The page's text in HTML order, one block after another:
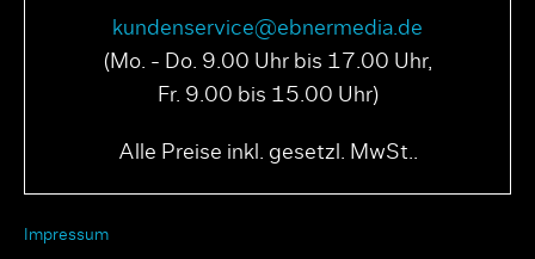
kundenservice@ebnermedia.de
(Mo. - Do. 9.00 Uhr bis 17.00 Uhr,
Fr. 9.00 bis 15.00 Uhr)
Alle Preise inkl. gesetzl. MwSt..
Impressum